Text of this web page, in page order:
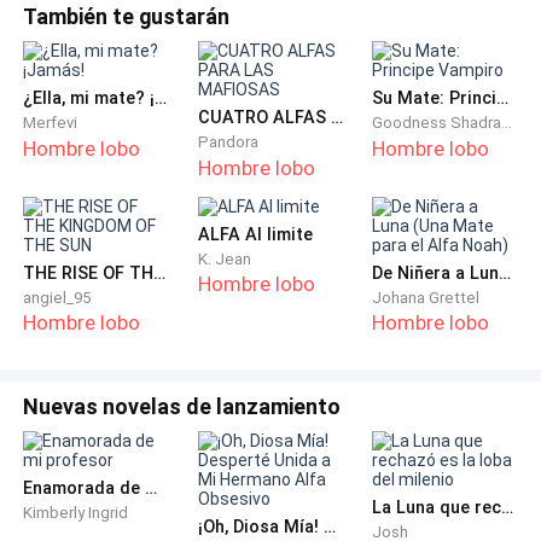
Afortunadamente, la noticia de mi infertilidad se
mantuvo solo dentro de los altos rangos de la
manada, pero nunca había visto a mi padre, el Beta,
mirar tan decepcionado de mí.
Lo había intentado todo para mantener la atención de
Aleric a pesar de la noticia. Perdí peso, intenté
ponerme más hermosa y me dediqué a mis deberes
de Luna. Éramos la manada más exitosa del país y una
parte de eso se debía a mí. Pensé que si conseguía
que tuviera éxito, entonces él me lo devolvería con
gélido y agresivo se volvía.
En el pasado, cada vez que se acostaba conmigo, lo
hacía con frialdad, de forma mecánica, como si
cumpliera con un deber en lugar de disfrutar. Pero
También te gustarán
¿Ella, mi mate? ¡Jamás!
Merfevi
Hombre lobo
CUATRO ALFAS PARA LAS MAFIOSAS
Pandora
Hombre lobo
Su Mate: Principe Vampiro
Goodness Shadrach
Hombre lobo
THE RISE OF THE KINGDOM OF THE SUN
angiel_95
Hombre lobo
ALFA Al limite
K. Jean
Hombre lobo De Niñera a Luna (Una Mate para el Alfa Noah)
Johana Grettel
Hombre lobo
Nuevas novelas de lanzamiento
Enamorada de mi profesor
Kimberly Ingrid
¡Oh, Diosa Mía! Desperté Unida a Mi Hermano Alfa Obsesivo
La Luna que rechazó es la loba del milenio
Josh